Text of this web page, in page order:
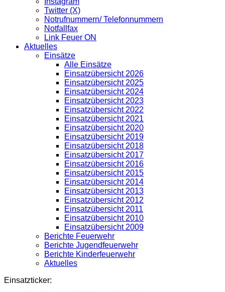
Twitter (X)
Notrufnummern/ Telefonnummern
Notfallfax
Link Feuer ON
Aktuelles
Einsätze
Alle Einsätze
Einsatzübersicht 2026
Einsatzübersicht 2025
Einsatzübersicht 2024
Einsatzübersicht 2023
Einsatzübersicht 2022
Einsatzübersicht 2021
Einsatzübersicht 2020
Einsatzübersicht 2019
Einsatzübersicht 2018
Einsatzübersicht 2017
Einsatzübersicht 2016
Einsatzübersicht 2015
Einsatzübersicht 2014
Einsatzübersicht 2013
Einsatzübersicht 2012
Einsatzübersicht 2011
Einsatzübersicht 2010
Einsatzübersicht 2009
Berichte Feuerwehr
Berichte Jugendfeuerwehr
Berichte Kinderfeuerwehr
Aktuelles
Einsatzticker: